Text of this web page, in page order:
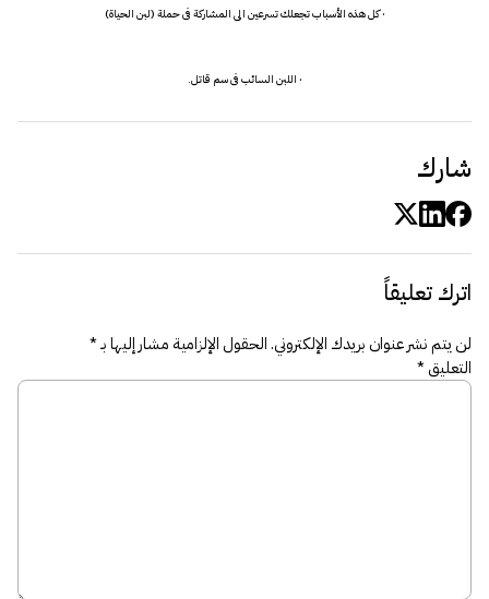
· كل هذه الأسباب تجعلك تسرعين الى المشاركة فى حملة (لبن الحياة)
· اللبن السائب فى سم قاتل.
شارك
اترك تعليقاً
لن يتم نشر عنوان بريدك الإلكتروني.الحقول الإلزامية مشار إليها بـ*
التعليق*